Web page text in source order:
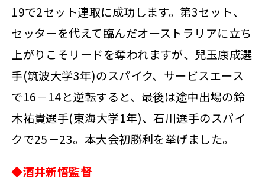
19で2セット連取に成功します。第3セット、
セッターを代えて臨んだオーストラリアに立ち
上がりこそリードを奪われますが、兒玉康成選
手(筑波大学3年)のスパイク、サービスエース
で16－14と逆転すると、最後は途中出場の鈴
木祐貴選手(東海大学1年)、石川選手のスパイ
クで25－23。本大会初勝利を挙げました。
◆酒井新悟監督